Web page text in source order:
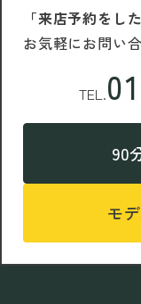
「来店予約をし
お気軽にお問い
TEL.
90
モ